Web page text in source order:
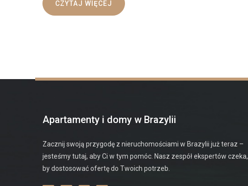
CZYTAJ WIĘCEJ
Apartamenty i domy w Brazylii
Zacznij swoją przygodę z nieruchomościami w Brazylii już teraz –
jesteśmy tutaj, aby Ci w tym pomóc. Nasz zespół ekspertów czeka,
by dostosować ofertę do Twoich potrzeb.